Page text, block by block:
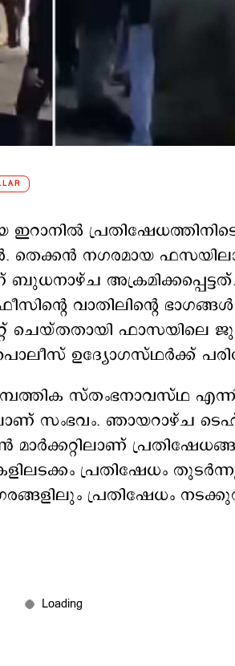
തെക്കന്‍ നഗരമായ
അക്രമിക്കപ്പെട്ടത്.
വാതിലിന്‍റെ
ഫാസയിലെ
ഉദ്യോഗസ്ഥർക്ക്
സ്തംഭനാവസ്ഥ
സംഭവം. ഞായറാഴ്ച
പ്രതിഷേധം
പ്രതിഷേധം